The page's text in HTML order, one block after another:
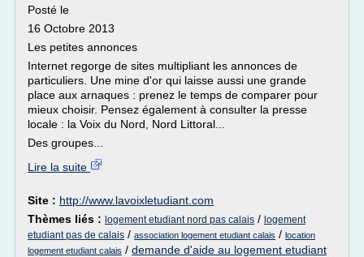
Posté le
16 Octobre 2013
Les petites annonces
Internet regorge de sites multipliant les annonces de
particuliers. Une mine d'or qui laisse aussi une grande
place aux arnaques : prenez le temps de comparer pour
mieux choisir. Pensez également à consulter la presse
locale : la Voix du Nord, Nord Littoral...
Des groupes...
Lire la suite
Site : http://www.lavoixletudiant.com
Thèmes liés : logement etudiant nord pas calais / logement
etudiant pas de calais / association logement etudiant calais / location
logement etudiant calais / demande d'aide au logement etudiant